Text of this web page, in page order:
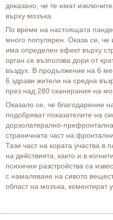
доказано, че те имат
върху мозъка.
По време на настоящата
много популярен. Оказа се, че
има определен ефект върху
орган се възползва дори от
въздух. В продължение на 6
6 здрави жители на средна
през над 280 сканирания на
Оказало се, че благодарение
подобряват показателите на
дорзолатерално-
страничната част на
Тази част на кората участва в
на действията, както и в
психични разстройства са
с намаляване на сивото
област на мозъка, коментират